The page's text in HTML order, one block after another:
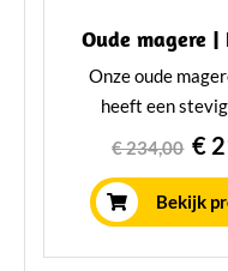
Oude magere
Onze oude
heeft een
smaak en past
prachtige hele
wordt minimaal 1
ons eigen
€ 234,00 €
Bekijk